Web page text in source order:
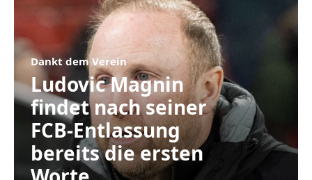
Dankt dem Verein
Ludovic Magnin
findet nach seiner
FCB-Entlassung
bereits die ersten